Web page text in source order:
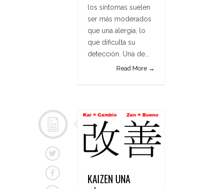
los síntomas suelen
ser más moderados
que una alergia, lo
que dificulta su
detección. Una de...
Read More →
KAIZEN UNA